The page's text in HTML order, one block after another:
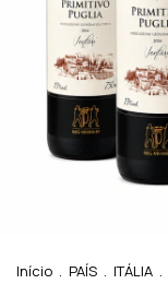
Início . PAÍS . ITÁLIA .